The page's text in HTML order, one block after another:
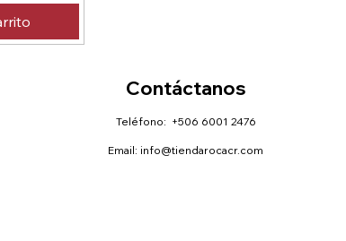
Contáctanos
Teléfono: +506 6001 2476
Email: info@tiendarocacr.com